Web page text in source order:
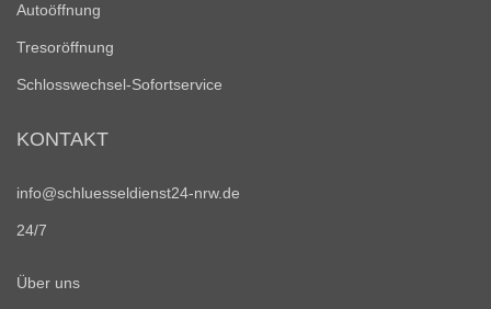
Autoöffnung
Tresoröffnung
Schlosswechsel-Sofortservice
KONTAKT
info@schluesseldienst24-nrw.de
24/7
Über uns